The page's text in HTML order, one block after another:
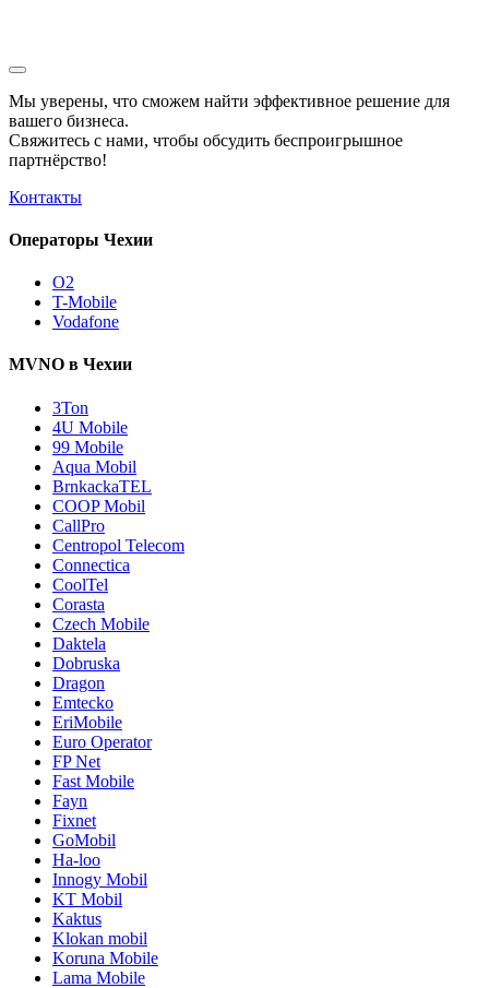
Мы уверены, что сможем найти эффективное решение для
вашего бизнеса.
Свяжитесь с нами, чтобы обсудить беспроигрышное
партнёрство!
Контакты
Операторы Чехии
O2
T-Mobile
Vodafone
MVNO в Чехии
3Ton
4U Mobile
99 Mobile
Aqua Mobil
BrnkackaTEL
COOP Mobil
CallPro
Centropol Telecom
Connectica
CoolTel
Corasta
Czech Mobile
Daktela
Dobruska
Dragon
Emtecko
EriMobile
Euro Operator
FP Net
Fast Mobile
Fayn
Fixnet
GoMobil
Ha-loo
Innogy Mobil
KT Mobil
Kaktus
Klokan mobil
Koruna Mobile
Lama Mobile